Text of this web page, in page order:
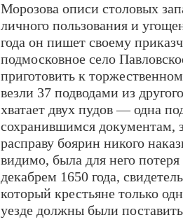
Морозова описи столовых
личного пользования и
года он пишет своему
подмосковное село
приготовить к
везли 37 подводами из
хватает двух пудов — одна
сохранившимся документам,
расправу боярин никого
видимо, была для него
декабрем 1650 года,
который крестьяне только
уезде должны были